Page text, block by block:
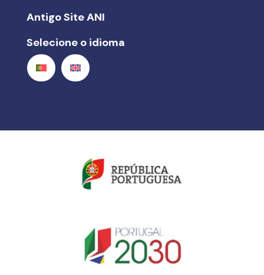
Antigo Site ANI
Selecione o idioma